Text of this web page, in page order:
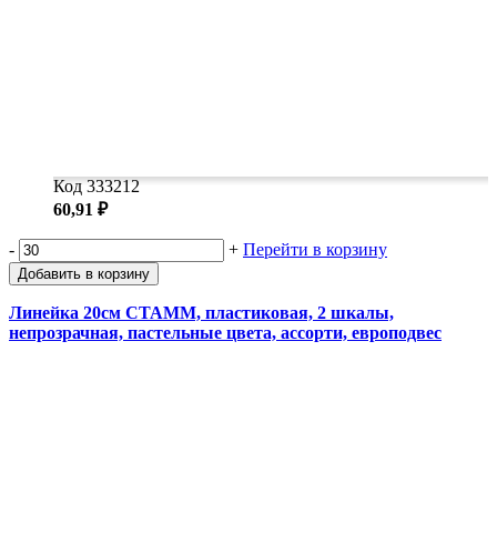
Код 333212
60,91 ₽
- + Перейти в корзину
Добавить в корзину
Линейка 20см СТАММ, пластиковая, 2 шкалы,
непрозрачная, пастельные цвета, ассорти, европодвес